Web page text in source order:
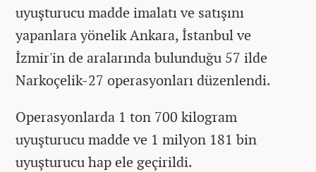
uyuşturucu madde imalatı ve satışını
yapanlara yönelik Ankara, İstanbul ve
İzmir'in de aralarında bulunduğu 57 ilde
Narkoçelik-27 operasyonları düzenlendi.
Operasyonlarda 1 ton 700 kilogram
uyuşturucu madde ve 1 milyon 181 bin
uyuşturucu hap ele geçirildi.